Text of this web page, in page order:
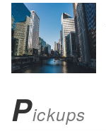
menubar=no,
toolbar=no,
scrollbars=yes'
false;"> シェア
Pickups